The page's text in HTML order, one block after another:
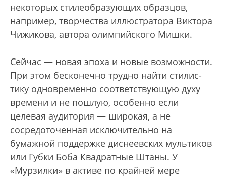
некоторых стилеобразующих образцов,
например, творчества иллюстратора Виктора
Чижикова, автора олимпийского Мишки.
Сейчас — новая эпоха и новые возможности.
При этом бесконечно трудно найти стилис­
тику одновременно соответствующую духу
времени и не пошлую, особенно если
целевая аудитория — широкая, а не
сосредоточенная исключительно на
бумажной поддержке диснеевских мультиков
или Губки Боба Квадратные Штаны. У
«Мурзилки» в активе по крайней мере